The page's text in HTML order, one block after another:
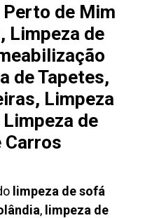
de Mim
Limpeza de
de Tapetes,
Limpeza
de
Carros
limpeza de sofá
, limpeza de